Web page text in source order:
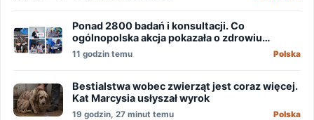
Ponad 2800 badań i konsultacji. Co
ogólnopolska akcja pokazała o zdrowiu
mężczyzn?
11 godzin temu Polska
Bestialstwa wobec zwierząt jest coraz więcej.
Kat Marcysia usłyszał wyrok
19 godzin, 27 minut temu Polska